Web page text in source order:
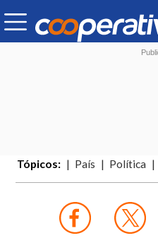
Tópicos: País Política